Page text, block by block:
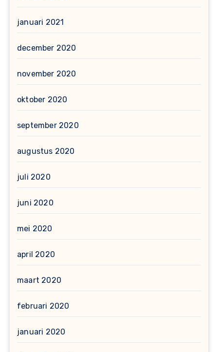
januari 2021
december 2020
november 2020
oktober 2020
september 2020
augustus 2020
juli 2020
juni 2020
mei 2020
april 2020
maart 2020
februari 2020
januari 2020